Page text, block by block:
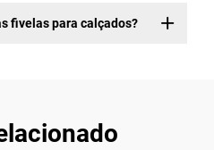
fivelas para calçados?